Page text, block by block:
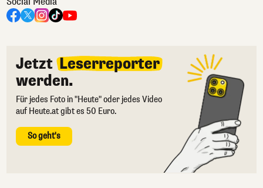
Jetzt Leserreporter
werden.
Für jedes Foto in "Heute" oder jedes Video
auf Heute.at gibt es 50 Euro.
So geht's